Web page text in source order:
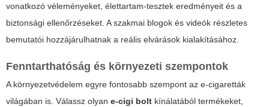
vonatkozó véleményeket, élettartam-tesztek eredményeit és a
biztonsági ellenőrzéseket. A szakmai blogok és videók részletes
bemutatói hozzájárulhatnak a reális elvárások kialakításához.
Fenntarthatóság és környezeti szempontok
A környezetvédelem egyre fontosabb szempont az e-cigaretták
világában is. Válassz olyan e-cigi bolt kínálatából termékeket,